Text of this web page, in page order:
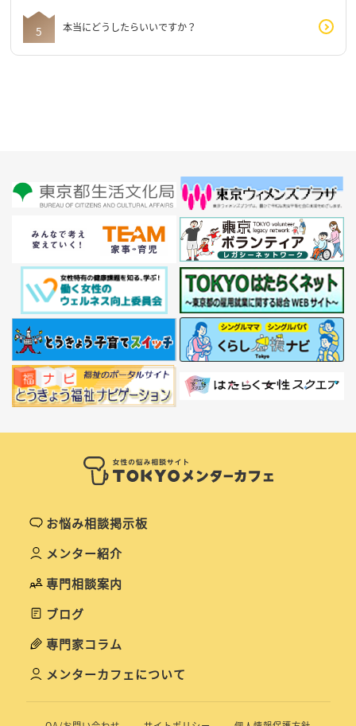
本当にどうしたらいいですか？
お悩み相談掲示板
メンター紹介
専門相談案内
ブログ
専門家コラム
メンターカフェについて